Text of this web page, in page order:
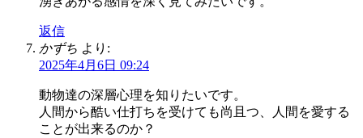
返信
かずち より:
2025年4月6日 09:24
動物達の深層心理を知りたいです。
人間から酷い仕打ちを受けても尚且つ、人間を愛する
ことが出来るのか？